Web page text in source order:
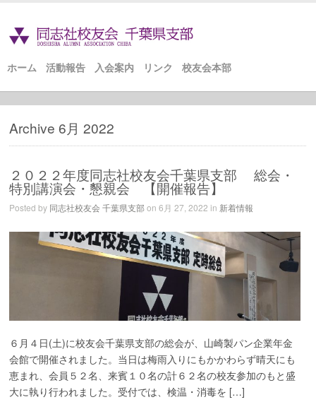
ホーム 活動報告 入会案内 リンク 校友会本部
Archive 6月 2022
２０２２年度同志社校友会千葉県支部 総会・
特別講演会・懇親会 【開催報告】
Posted by 同志社校友会 千葉県支部on 6月 27, 2022 in 新着情報
６月４日(土)に校友会千葉県支部の総会が、山崎製パン企業年金
会館で開催されました。当日は梅雨入りにもかかわらず晴天にも
恵まれ、会員５２名、来賓１０名の計６２名の校友参加のもと盛
大に執り行われました。受付では、検温・消毒を […]